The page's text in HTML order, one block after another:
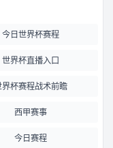
今日世界杯赛程
世界杯直播入口
界杯赛程战术前瞻
西甲赛事
今日赛程